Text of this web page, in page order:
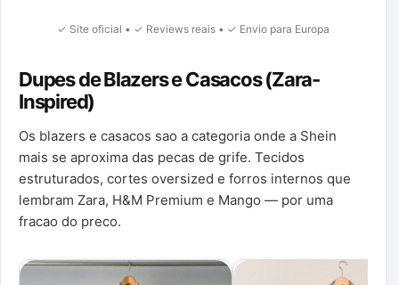
✓ Site oficial • ✓ Reviews reais • ✓ Envio para Europa
Dupes de Blazers e Casacos (Zara-
Inspired)
Os blazers e casacos sao a categoria onde a Shein
mais se aproxima das pecas de grife. Tecidos
estruturados, cortes oversized e forros internos que
lembram Zara, H&M Premium e Mango — por uma
fracao do preco.